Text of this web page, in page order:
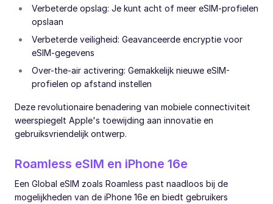
Verbeterde opslag: Je kunt acht of meer eSIM-profielen
opslaan
Verbeterde veiligheid: Geavanceerde encryptie voor
eSIM-gegevens
Over-the-air activering: Gemakkelijk nieuwe eSIM-
profielen op afstand instellen
Deze revolutionaire benadering van mobiele connectiviteit
weerspiegelt Apple's toewijding aan innovatie en
gebruiksvriendelijk ontwerp.
Roamless eSIM en iPhone 16e
Een Global eSIM zoals Roamless past naadloos bij de
mogelijkheden van de iPhone 16e en biedt gebruikers